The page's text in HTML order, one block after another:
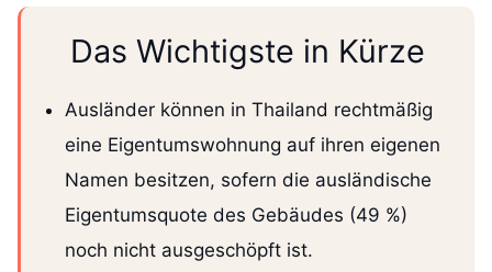
Das Wichtigste in Kürze
Ausländer können in Thailand rechtmäßig
eine Eigentumswohnung auf ihren eigenen
Namen besitzen, sofern die ausländische
Eigentumsquote des Gebäudes (49 %)
noch nicht ausgeschöpft ist.